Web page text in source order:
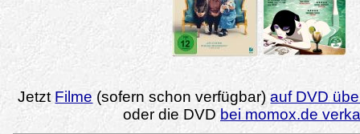
Jetzt Filme (sofern schon verfügbar)auf DVD
oder die DVD bei momox.de